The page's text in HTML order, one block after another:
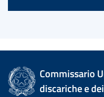
Commissario
discariche e